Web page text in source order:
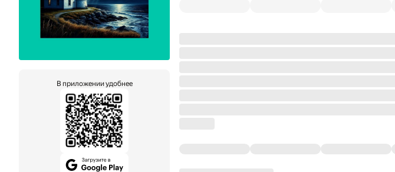
В приложении удобнее